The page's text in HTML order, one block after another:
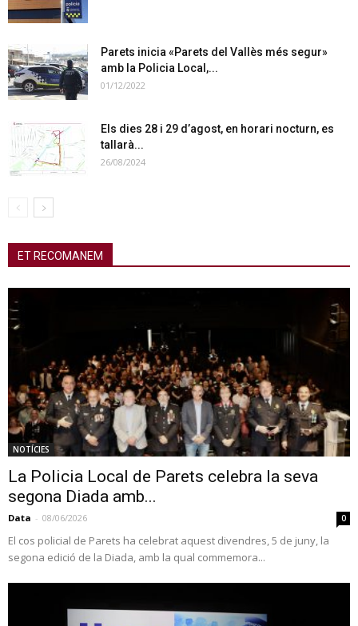
Parets inicia «Parets del Vallès més segur»
amb la Policia Local,...
01/12/2022
Els dies 28 i 29 d’agost, en horari nocturn, es
tallarà...
26/08/2024
ET RECOMANEM
NOTÍCIES
La Policia Local de Parets celebra la seva
segona Diada amb...
Data - 08/06/2026 0
El cos policial de Parets ha celebrat aquest divendres, 5 de juny, la
segona edició de la Diada, amb la qual commemora...